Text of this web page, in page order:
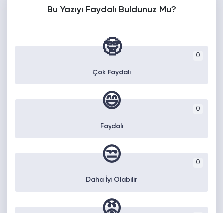
Bu Yazıyı Faydalı Buldunuz Mu?
0
🤓
Çok Faydalı
0
😄
Faydalı
0
😒
Daha İyi Olabilir